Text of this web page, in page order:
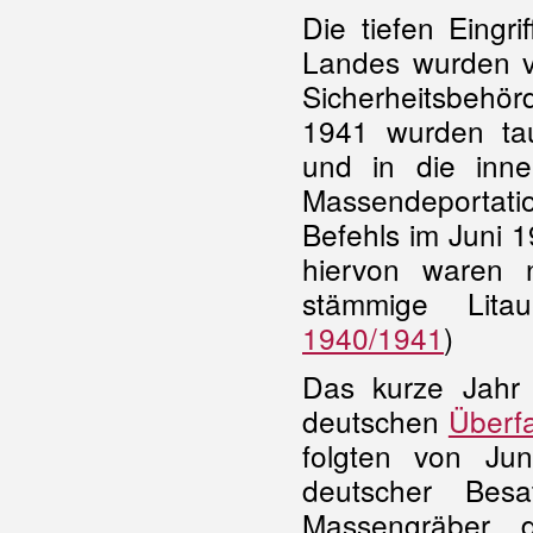
Die tiefen
Landes wurden
1941 wurden
und in die
Befehls im Juni
hiervon waren
stämmige
1940/1941)
Das kurze
deutschen
folgten von
deutscher